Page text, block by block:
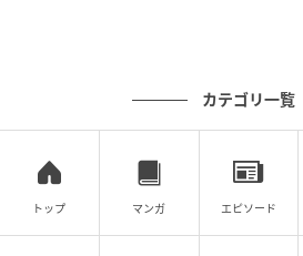
カテゴリ一覧
トップ マンガ エピソード